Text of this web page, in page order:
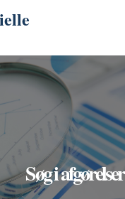
Søg i afgørelser